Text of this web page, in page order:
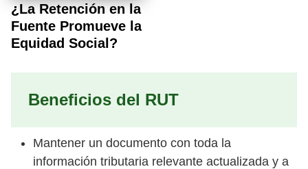
¿La Retención en la
Fuente Promueve la
Equidad Social?
Beneficios del RUT
Mantener un documento con toda la
información tributaria relevante actualizada y a